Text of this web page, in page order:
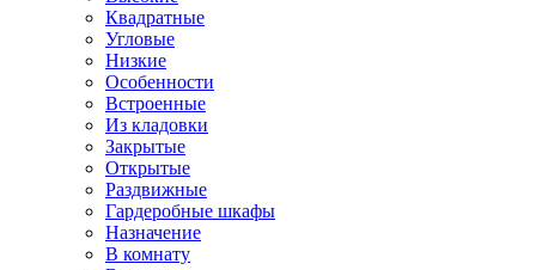
Квадратные
Угловые
Низкие
Особенности
Встроенные
Из кладовки
Закрытые
Открытые
Раздвижные
Гардеробные шкафы
Назначение
В комнату